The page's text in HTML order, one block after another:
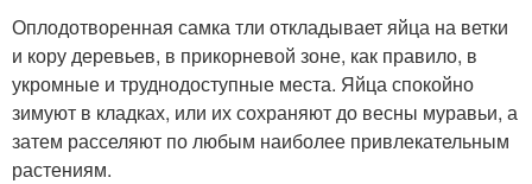
Оплодотворенная самка тли откладывает яйца на ветки
и кору деревьев, в прикорневой зоне, как правило, в
укромные и труднодоступные места. Яйца спокойно
зимуют в кладках, или их сохраняют до весны муравьи, а
затем расселяют по любым наиболее привлекательным
растениям.